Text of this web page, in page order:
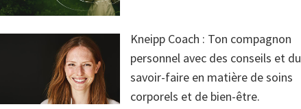
Kneipp Coach : Ton compagnon
personnel avec des conseils et du
savoir-faire en matière de soins
corporels et de bien-être.